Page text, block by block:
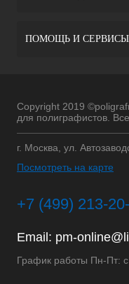
ПОМОЩЬ И СЕРВИСЫ
Copyright 2019
для полиграфистов.
г. Москва, ул.
Посмотреть на карте
+7 (499) 213-
Email: pm-
График работы Пн-Пт: